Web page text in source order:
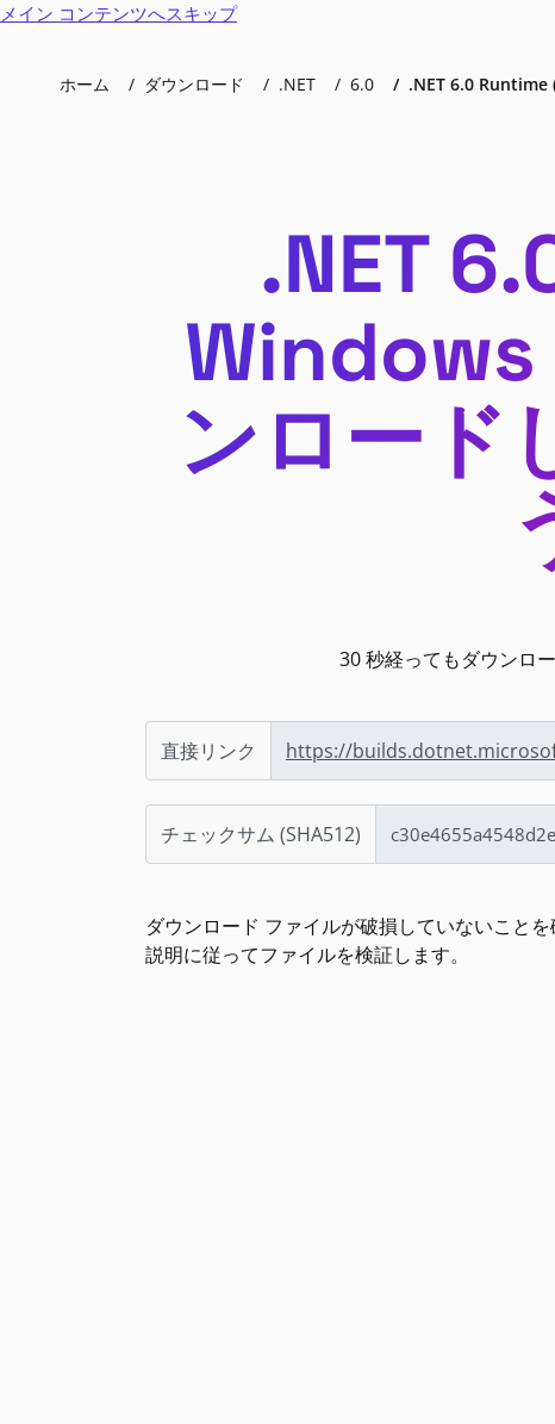
メイン コンテンツへスキップ
ホーム ダウンロード .NET 6.0 .NET 6.0
.NET
ンロード
30 秒経ってもダウンロ
直接リンク https://
チェックサム (SHA512)
ダウンロード ファイルが破損していないこと
説明に従ってファイルを検証します。